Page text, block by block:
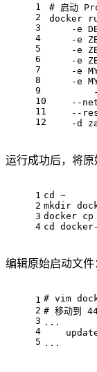
1
2
3
4
5
6
7
8
9
10
11
12
# 启动
docker
-e
-e
-e
-e
-e
-e
--
--
-d
运行成功后，将原
1
2
3
4
cd ~
mkdir
docker
cd
编辑原始启动文件
1
2
3
4
5
# vim
# 移动到
...
...